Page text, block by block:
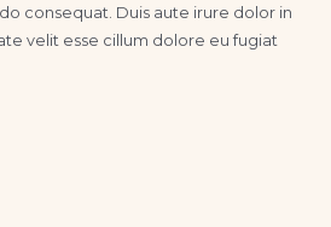
consequat. Duis aute irure dolor in
velit esse cillum dolore eu fugiat